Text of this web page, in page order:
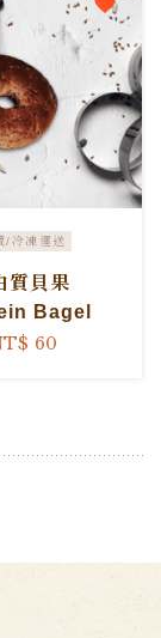
/冷凍運送
質貝果
Bagel
60